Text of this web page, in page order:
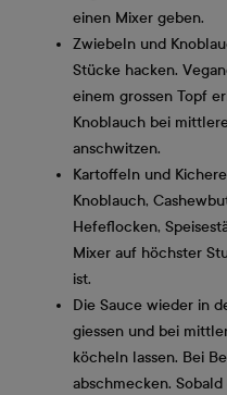
einen Mixer geben.
Zwiebeln und
Stücke hacken.
einem grossen Topf
Knoblauch bei
anschwitzen.
Kartoffeln und
Knoblauch,
Hefeflocken,
Mixer auf höchster
ist.
Die Sauce wieder in
giessen und bei
köcheln lassen. Bei
abschmecken. Sobald